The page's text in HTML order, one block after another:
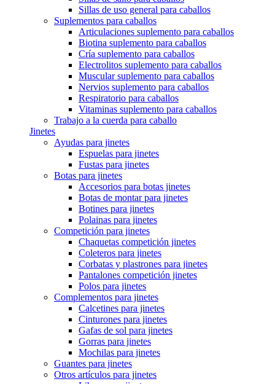
Sillas de uso general para caballos
Suplementos para caballos
Articulaciones suplemento para caballos
Biotina suplemento para caballos
Cría suplemento para caballos
Electrolitos suplemento para caballos
Muscular suplemento para caballos
Nervios suplemento para caballos
Respiratorio para caballos
Vitaminas suplemento para caballos
Trabajo a la cuerda para caballo
Jinetes
Ayudas para jinetes
Espuelas para jinetes
Fustas para jinetes
Botas para jinetes
Accesorios para botas jinetes
Botas de montar para jinetes
Botines para jinetes
Polainas para jinetes
Competición para jinetes
Chaquetas competición jinetes
Coleteros para jinetes
Corbatas y plastrones para jinetes
Pantalones competición jinetes
Polos para jinetes
Complementos para jinetes
Calcetines para jinetes
Cinturones para jinetes
Gafas de sol para jinetes
Gorras para jinetes
Mochilas para jinetes
Guantes para jinetes
Otros artículos para jinetes